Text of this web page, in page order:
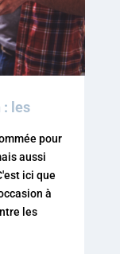
: les
pour
aussi
ici que
à
les